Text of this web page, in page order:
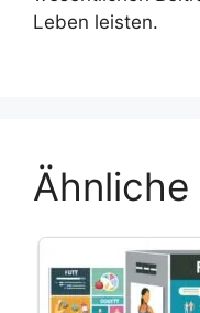
Leben leisten.